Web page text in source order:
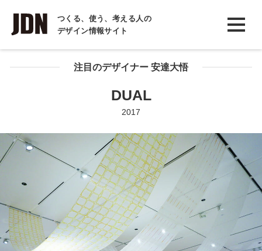
つくる、使う、考える人の
デザイン情報サイト
INTERVIEW
インタビュー
REPORT注目のデザイナー 安達大悟
DUAL
2017